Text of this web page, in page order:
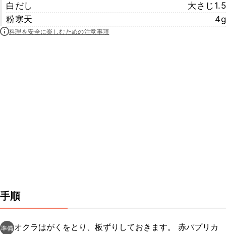
白だし
大さじ1.5
粉寒天
4g
料理を安全に楽しむための注意事項
手順
準備 オクラはがくをとり、板ずりしておきます。 赤パプリカ